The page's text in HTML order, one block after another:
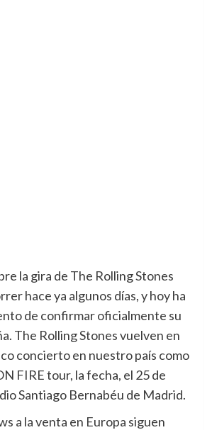
la gira de The Rolling Stones
hace ya algunos días, y hoy ha
de confirmar oficialmente su
The Rolling Stones vuelven en
concierto en nuestro país como
FIRE tour, la fecha, el 25 de
Santiago Bernabéu de Madrid.
a la venta en Europa siguen